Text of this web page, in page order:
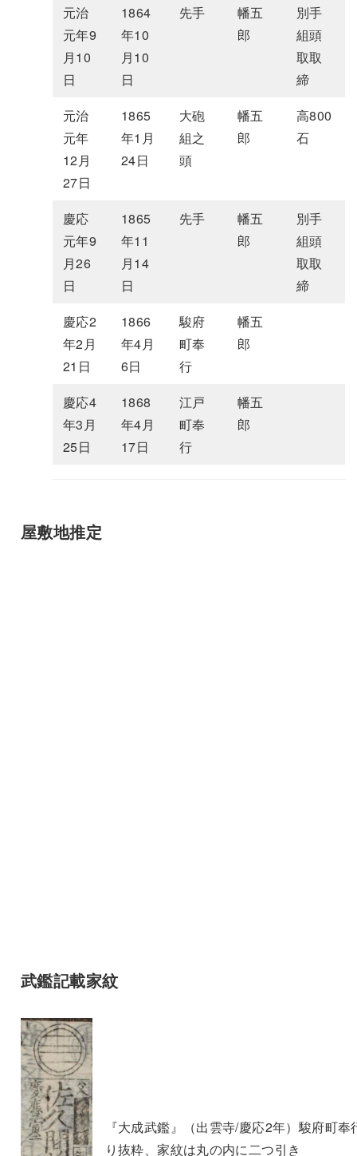
元治
元年9
月10
日
1864
年10
月10
日
先手
幡五
郎
別手
組頭
取取
締
元治
元年
12月
27日
1865
年1月
24日
大砲
組之
頭
幡五
郎
高800
石
慶応
元年9
月26
日
1865
年11
月14
日
先手
幡五
郎
別手
組頭
取取
締
慶応2
年2月
21日
1866
年4月
6日
駿府
町奉
行
幡五
郎
慶応4
年3月
25日
1868
年4月
17日
江戸
町奉
行
幡五
郎
屋敷地推定
武鑑記載家紋
『大成武鑑』（出雲寺/慶応2年）駿府町奉
り抜粋、家紋は丸の内に二つ引き